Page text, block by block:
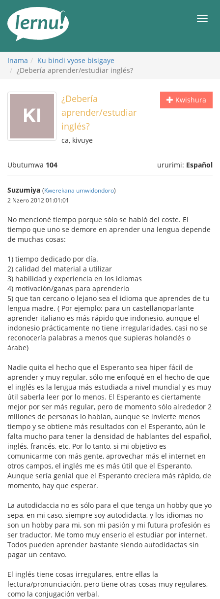
rupapuro
rw'ibirimwo
Inama
Ku bindi vyose bisigaye
¿Debería aprender/estudiar inglés?
Kwishura
¿Debería
aprender/estudiar
inglés?
ca, kivuye
Ubutumwa 104 ururimi: Español
Suzumiya (Kwerekana umwidondoro)
2 Nzero 2012 01:01:01
No mencioné tiempo porque sólo se habló del coste. El
tiempo que uno se demore en aprender una lengua depende
de muchas cosas:
1) tiempo dedicado por día.
2) calidad del material a utilizar
3) habilidad y experiencia en los idiomas
4) motivación/ganas para aprenderlo
5) que tan cercano o lejano sea el idioma que aprendes de tu
lengua madre. ( Por ejemplo: para un castellanoparlante
aprender italiano es más rápido que indonesio, aunque el
indonesio prácticamente no tiene irregularidades, casi no se
reconocería palabras a menos que supieras holandés o
árabe)
Nadie quita el hecho que el Esperanto sea hiper fácil de
aprender y muy regular, sólo me enfoqué en el hecho de que
el inglés es la lengua más estudiada a nivel mundial y es muy
útil saberla leer por lo menos. El Esperanto es ciertamente
mejor por ser más regular, pero de momento sólo alrededor 2
millones de personas lo hablan, aunque se invierte menos
tiempo y se obtiene más resultados con el Esperanto, aún le
falta mucho para tener la densidad de hablantes del español,
inglés, francés, etc. Por lo tanto, si mi objetivo es
comunicarme con más gente, aprovechar más el internet en
otros campos, el inglés me es más útil que el Esperanto.
Aunque sería genial que el Esperanto creciera más rápìdo, de
momento, hay que esperar.
La autodidaccia no es sólo para el que tenga un hobby que yo
sepa, en mi caso, siempre soy autodidacta, y los idiomas no
son un hobby para mi, son mi pasión y mi futura profesión es
ser traductor. Me tomo muy enserio el estudiar por internet.
Todos pueden aprender bastante siendo autodidactas sin
pagar un centavo.
El inglés tiene cosas irregulares, entre ellas la
lectura/pronunciación, pero tiene otras cosas muy regulares,
como la conjugación verbal.